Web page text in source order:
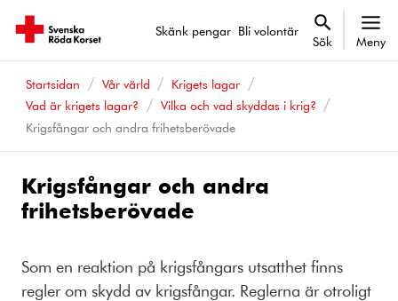
Skänk pengar Bli volontär
Sök Meny
Startsidan Vår värld
Krigets lagar
Vad är krigets lagar?
Vilka och vad skyddas i krig?
Krigsfångar och andra frihetsberövade
Krigsfångar och andra
frihetsberövade
Som en reaktion på krigsfångars utsatthet finns
regler om skydd av krigsfångar. Reglerna är otroligt